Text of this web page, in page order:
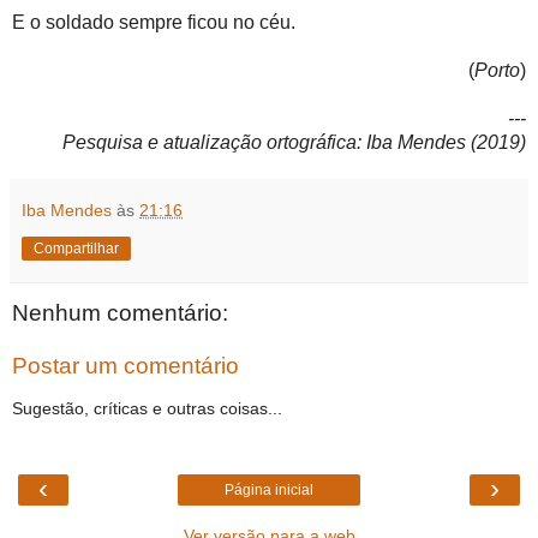
E o soldado sempre ficou no céu.
(Porto)
---
Pesquisa e atualização ortográfica: Iba Mendes (2019)
Iba Mendes às 21:16
Compartilhar
Nenhum comentário:
Postar um comentário
Sugestão, críticas e outras coisas...
‹ ›
Página inicial